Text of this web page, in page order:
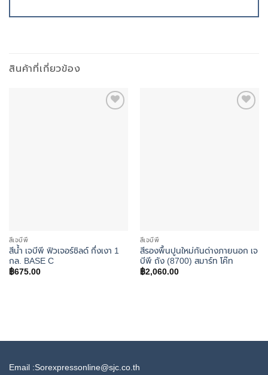
สินค้าที่เกี่ยวข้อง
สีเจบีพี
สีน้ำ เจบีพี ฟิวเจอร์ชิลด์ กึ่งเงา 1
กล. BASE C
฿675.00
สีเจบีพี
สีรองพื้นปูนใหม่กันด่างภายนอก เจ
บีพี ถัง (8700) สมาร์ท โค๊ท
฿2,060.00
Email :Sorexpressonline@sjc.co.th